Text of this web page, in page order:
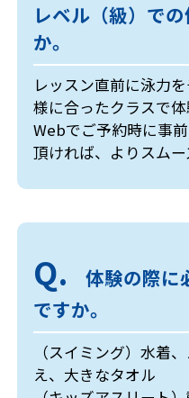
レベル（級）で
か。
レッスン直前に泳力
様に合ったクラスで体
Webでご予約時に事
頂ければ、よりスムー
体験の際に
ですか。
（スイミング）水着
え、大きなタオル